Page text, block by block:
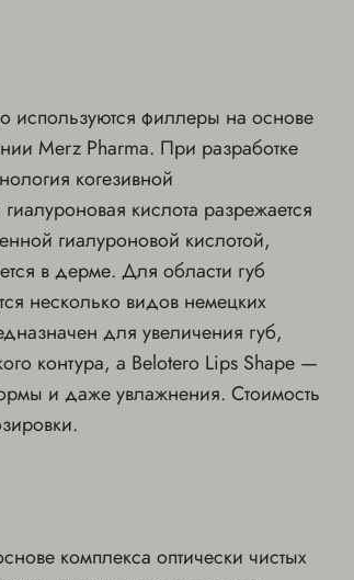
используются филлеры на основе
Merz Pharma. При разработке
когезивной
кислота разрежается
гиалуроновой кислотой,
в дерме. Для области губ
несколько видов немецких
для увеличения губ,
контура, а Belotero Lips Shape —
и даже увлажнения. Стоимость
комплекса оптически чистых